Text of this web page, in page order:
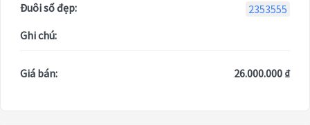
Đuôi số đẹp:
2353555
Ghi chú:
Giá bán: 26.000.000 ₫